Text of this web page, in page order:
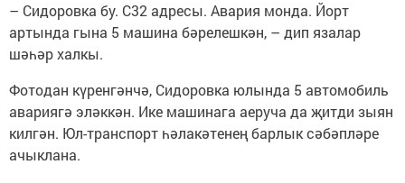
– Сидоровка бу. С32 адресы. Авария монда. Йорт
артында гына 5 машина бәрелешкән, – дип язалар
шәһәр халкы.
Фотодан күренгәнчә, Сидоровка юлында 5 автомобиль
авариягә эләккән. Ике машинага аеруча да җитди зыян
килгән. Юл-транспорт һәлакәтенең барлык сәбәпләре
ачыклана.